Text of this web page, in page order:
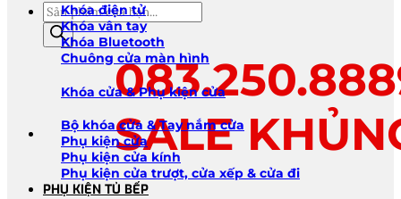
Tìm
kiếm
sản
phẩm
SALE
Khóa điện tử
Khóa vân tay
Khóa Bluetooth
Chuông cửa màn hình
Khóa cửa & Phụ kiện cửa
Bộ khóa cửa & Tay nắm cửa
Phụ kiện cửa
Phụ kiện cửa kính
Phụ kiện cửa trượt, cửa xếp & cửa đi
PHỤ KIỆN TỦ BẾP